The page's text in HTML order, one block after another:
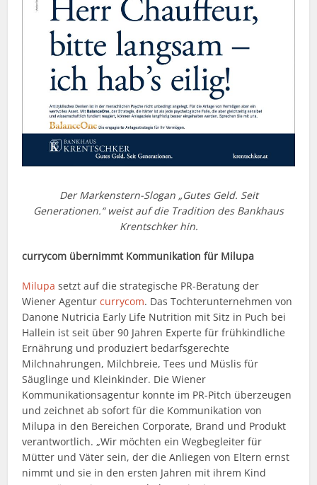
Der Markenstern-Slogan „Gutes Geld. Seit
Generationen.“ weist auf die Tradition des Bankhaus
Krentschker hin.
currycom übernimmt Kommunikation für Milupa
Milupa setzt auf die strategische PR-Beratung der
Wiener Agenturcurrycom. Das Tochterunternehmen von
Danone Nutricia Early Life Nutrition mit Sitz in Puch bei
Hallein ist seit über 90 Jahren Experte für frühkindliche
Ernährung und produziert bedarfsgerechte
Milchnahrungen, Milchbreie, Tees und Müslis für
Säuglinge und Kleinkinder. Die Wiener
Kommunikationsagentur konnte im PR-Pitch überzeugen
und zeichnet ab sofort für die Kommunikation von
Milupa in den Bereichen Corporate, Brand und Produkt
verantwortlich. „Wir möchten ein Wegbegleiter für
Mütter und Väter sein, der die Anliegen von Eltern ernst
nimmt und sie in den ersten Jahren mit ihrem Kind